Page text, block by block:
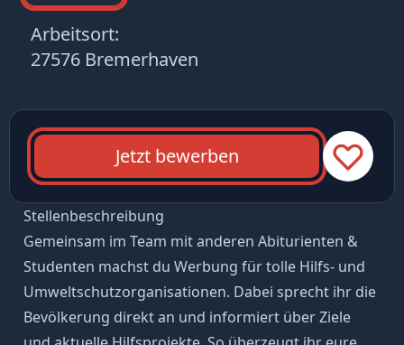
Arbeitsort:
27576 Bremerhaven
Jetzt bewerben
Stellenbeschreibung
Gemeinsam im Team mit anderen Abiturienten &
Studenten machst du Werbung für tolle Hilfs- und
Umweltschutzorganisationen. Dabei sprecht ihr die
Bevölkerung direkt an und informiert über Ziele